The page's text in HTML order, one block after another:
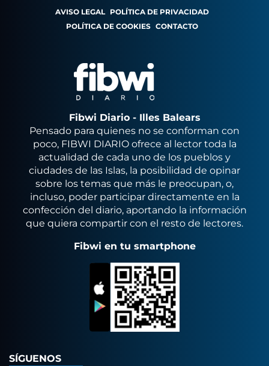
AVISO LEGAL POLÍTICA DE PRIVACIDAD
POLÍTICA DE COOKIES CONTACTO
Fibwi Diario - Illes Balears
Pensado para quienes no se conforman con
poco, FIBWI DIARIO ofrece al lector toda la
actualidad de cada uno de los pueblos y
ciudades de las Islas, la posibilidad de opinar
sobre los temas que más le preocupan, o,
incluso, poder participar directamente en la
confección del diario, aportando la información
que quiera compartir con el resto de lectores.
Fibwi en tu smartphone
SÍGUENOS